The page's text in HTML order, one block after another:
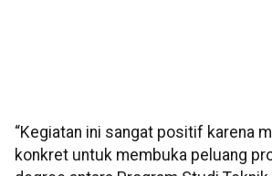
“Kegiatan ini sangat positif karena
konkret untuk membuka peluang